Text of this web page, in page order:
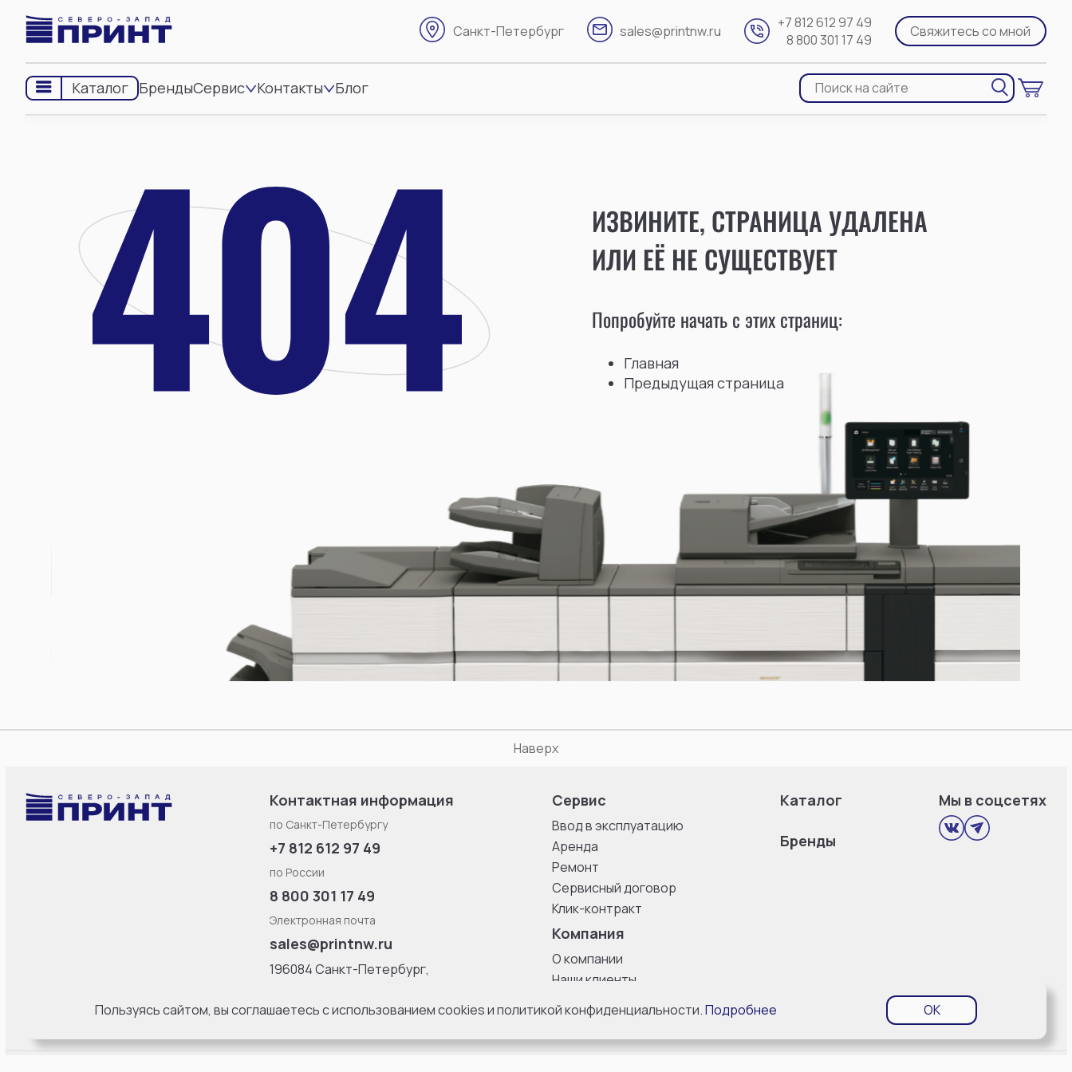
Санкт-Петербург sales@printnw.ru
+7 812 612 97 49
8 800 301 17 49
Свяжитесь со мной
Каталог БрендыСервис Контакты Блог
ИЗВИНИТЕ, СТРАНИЦА УДАЛЕНА
ИЛИ ЕЁ НЕ СУЩЕСТВУЕТ
Попробуйте начать с этих страниц:
Главная
Предыдущая страница
Наверх
Контактная информация
по Санкт-Петербургу
+7 812 612 97 49
по России
8 800 301 17 49
Электронная почта
sales@printnw.ru
196084 Санкт-Петербург,
литерa Б, офис 8 с 10:00 до
Сервис
Ввод в эксплуатацию
Аренда
Ремонт
Сервисный договор
Клик-контракт
Компания
О компании
Наши клиенты
Каталог
Бренды
Мы в соцсетях
Пользуясь сайтом, вы соглашаетесь с использованием cookies и политикой конфиденциальности.Подробнее OK